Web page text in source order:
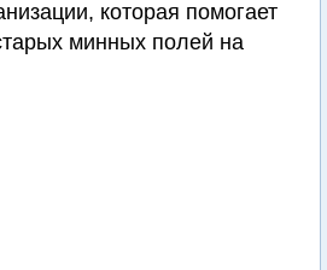
которая помогает
минных полей на